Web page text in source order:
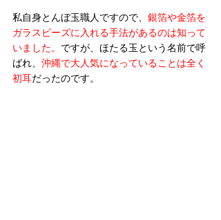
私自身とんぼ玉職人ですので、 銀箔や金箔を
ガラスビーズに入れる手法があるのは知って
いました。 ですが、ほたる玉という名前で呼
ばれ、 沖縄で大人気になっていることは全く
初耳だったのです。